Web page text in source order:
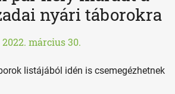
nyári táborokra
2022. március 30.
listájából idén is csemegézhetnek